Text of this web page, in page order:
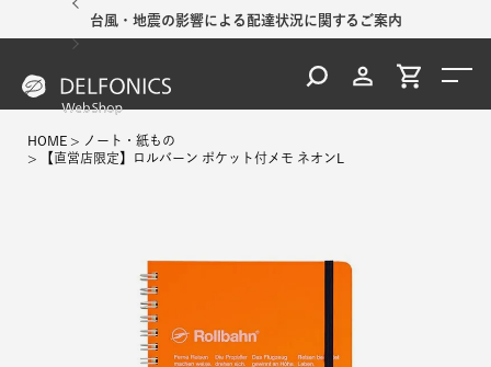
台風・地震の影響による配達状況に関するご案内
HOME
ノート・紙もの
【直営店限定】ロルバーン ポケット付メモ ネオンL